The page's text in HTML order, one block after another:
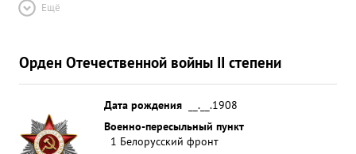
Ещё
Орден Отечественной войны II степени
Дата рождения
__.__.1908
Военно-пересыльный пункт
1 Белорусский фронт